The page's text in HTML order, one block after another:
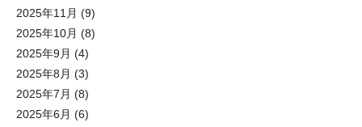
2025年11月 (9)
2025年10月 (8)
2025年9月 (4)
2025年8月 (3)
2025年7月 (8)
2025年6月 (6)